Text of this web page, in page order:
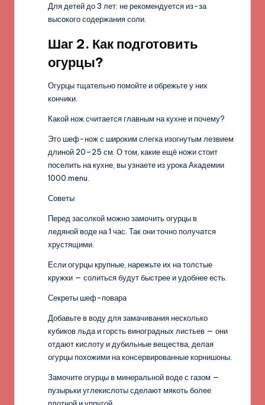
Для детей до 3 лет: не рекомендуется из-за
высокого содержания соли.
Шаг 2. Как подготовить
огурцы?
Огурцы тщательно помойте и обрежьте у них
кончики.
Какой нож считается главным на кухне и почему?
Это шеф-нож с широким слегка изогнутым лезвием
длиной 20–25 см. О том, какие ещё ножи стоит
поселить на кухне, вы узнаете из урока Академии
1000.menu.
Советы
Перед засолкой можно замочить огурцы в
ледяной воде на 1 час. Так они точно получатся
хрустящими.
Если огурцы крупные, нарежьте их на толстые
кружки — солиться будут быстрее и удобнее есть.
Секреты шеф-повара
Добавьте в воду для замачивания несколько
кубиков льда и горсть виноградных листьев — они
отдают кислоту и дубильные вещества, делая
огурцы похожими на консервированные корнишоны.
Замочите огурцы в минеральной воде с газом —
пузырьки углекислоты сделают мякоть более
плотной и упругой.